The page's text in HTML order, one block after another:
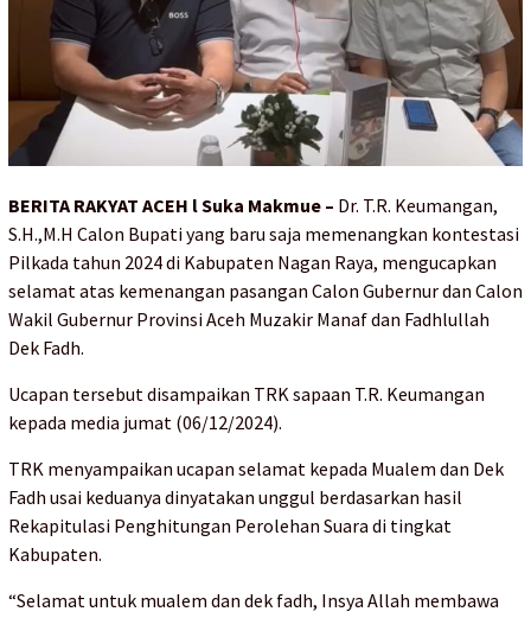
BERITA RAKYAT ACEH l Suka Makmue – Dr. T.R. Keumangan,
S.H.,M.H Calon Bupati yang baru saja memenangkan kontestasi
Pilkada tahun 2024 di Kabupaten Nagan Raya, mengucapkan
selamat atas kemenangan pasangan Calon Gubernur dan Calon
Wakil Gubernur Provinsi Aceh Muzakir Manaf dan Fadhlullah
Dek Fadh.
Ucapan tersebut disampaikan TRK sapaan T.R. Keumangan
kepada media jumat (06/12/2024).
TRK menyampaikan ucapan selamat kepada Mualem dan Dek
Fadh usai keduanya dinyatakan unggul berdasarkan hasil
Rekapitulasi Penghitungan Perolehan Suara di tingkat
Kabupaten.
“Selamat untuk mualem dan dek fadh, Insya Allah membawa